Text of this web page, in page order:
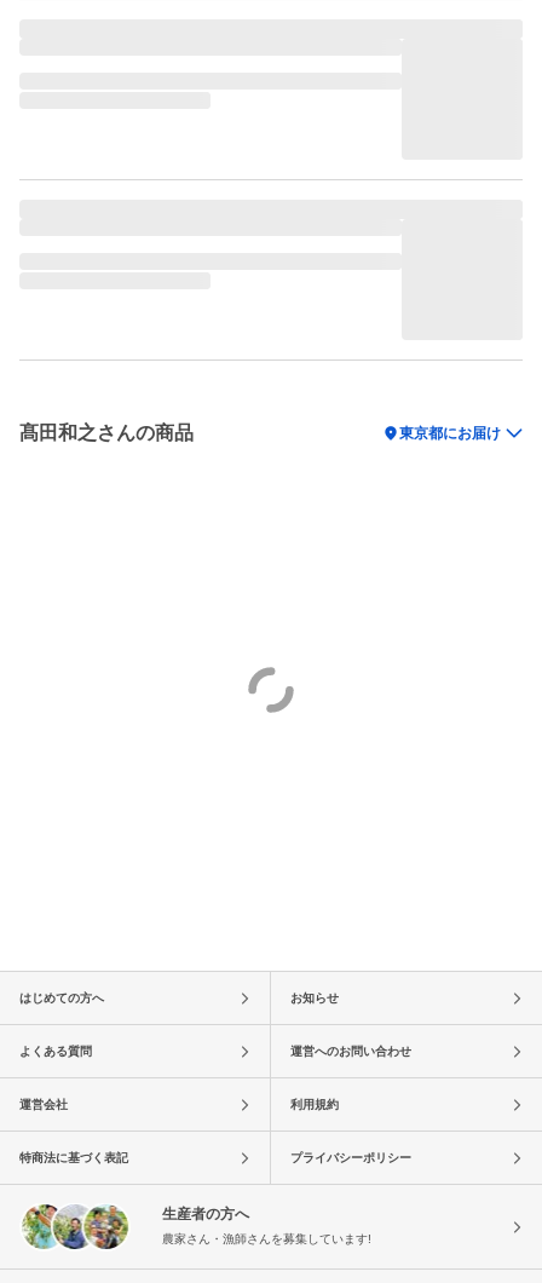
髙田和之さんの商品 location_on東京都にお届け
はじめての方へ お知らせ
よくある質問 運営へのお問い合わせ
運営会社 利用規約
特商法に基づく表記 プライバシーポリシー
生産者の方へ
農家さん・漁師さんを募集しています!